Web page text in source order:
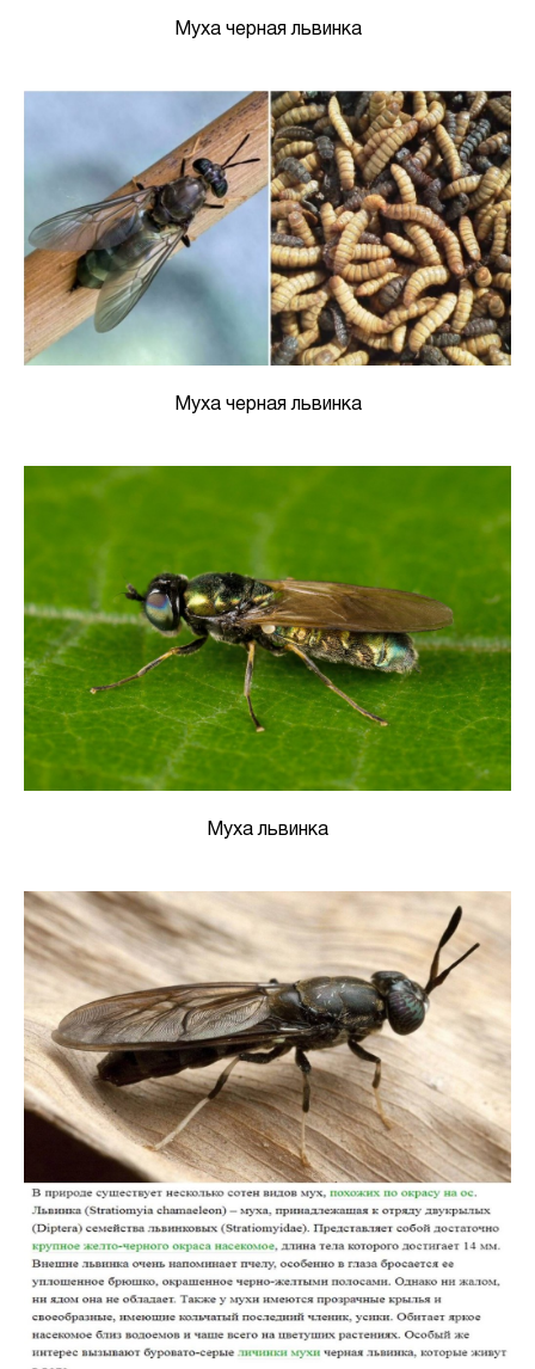
Муха черная львинка
Муха черная львинка
Муха львинка